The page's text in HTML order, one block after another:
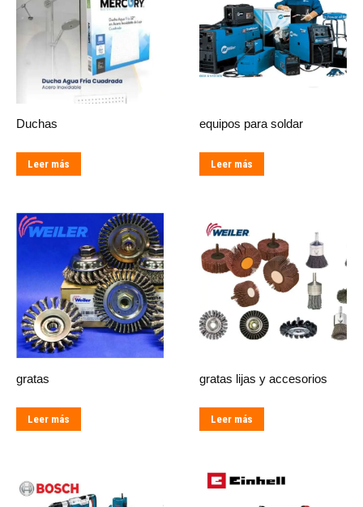
Duchas
Leer más
equipos para soldar
Leer más
gratas
Leer más
gratas lijas y accesorios
Leer más